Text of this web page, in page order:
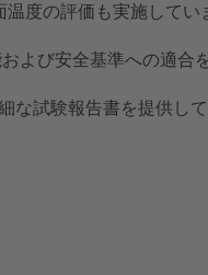
度の評価も実施してい
よび安全基準への適合
試験報告書を提供して